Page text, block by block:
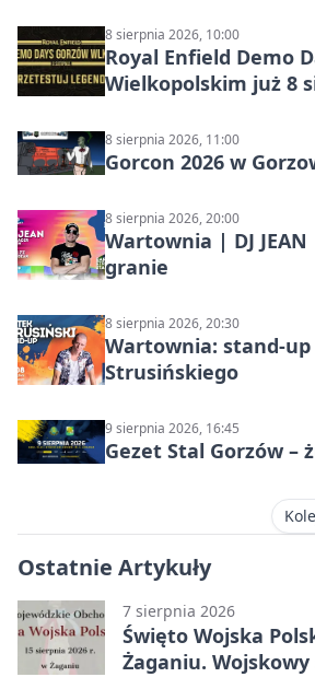
8 sierpnia 2026, 10:00
Royal Enfield Demo
Wielkopolskim już 8
8 sierpnia 2026, 11:00
Gorcon 2026 w
8 sierpnia 2026, 20:00
Wartownia | DJ
granie
8 sierpnia 2026, 20:30
Wartownia: stand-
Strusińskiego
9 sierpnia 2026, 16:45
Gezet Stal Gorzów –
Ostatnie Artykuły
7 sierpnia 2026
Święto Wojska
Żaganiu.